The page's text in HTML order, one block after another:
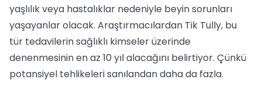
yaşlılık veya hastalıklar nedeniyle beyin sorunları
yaşayanlar olacak. Araştırmacılardan Tik Tully, bu
tür tedavilerin sağlıklı kimseler üzerinde
denenmesinin en az 10 yıl alacağını belirtiyor. Çünkü
potansiyel tehlikeleri sanılandan daha da fazla.